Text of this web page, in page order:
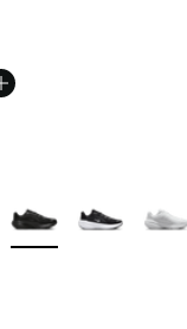
Meer kleuren